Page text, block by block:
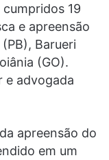
19
e apreensão
Barueri
(GO).
e advogada
apreensão do
em um